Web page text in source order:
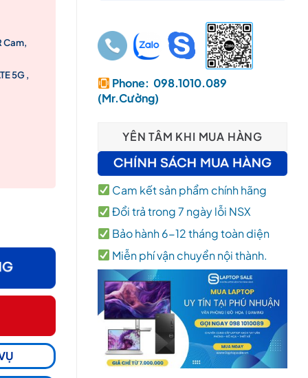
Phone: 098.1010.089
(Mr.Cường)
YÊN TÂM KHI MUA HÀNG
Cam kết sản phẩm chính hãng
Đổi trả trong 7 ngày lỗi NSX
Bảo hành 6-12 tháng toàn diện
Miễn phí vận chuyển nội thành.
Cam,
5G ,
RAM/ 256GB SSD/ 14″ FHD+ Touch / Intel® Arc/ Win 11